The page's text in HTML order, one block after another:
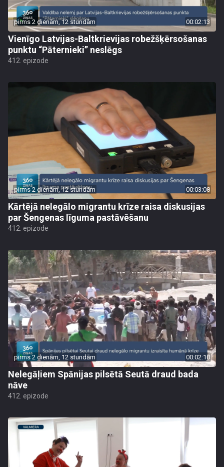
pirms 2 dienām, 12 stundām 00:02:13
Vienīgo Latvijas-Baltkrievijas robežšķērsošanas
punktu “Pāternieki” neslēgs
412. epizode
pirms 2 dienām, 12 stundām 00:03:08
Kārtējā nelegālo migrantu krīze raisa diskusijas
par Šengenas līguma pastāvēšanu
412. epizode
pirms 2 dienām, 12 stundām 00:02:10
Nelegāļiem Spānijas pilsētā Seutā draud bada
nāve
412. epizode